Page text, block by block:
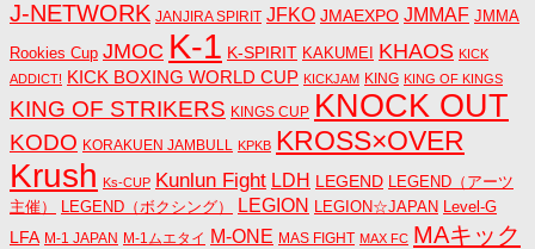
J-NETWORK JANJIRA SPIRIT JFKO JMAEXPO JMMAF JMMA
Rookies Cup JMOC K-1 K-SPIRIT KAKUMEI KHAOS KICK
ADDICT! KICK BOXING WORLD CUP KICKJAM KING KING OF KINGS
KING OF STRIKERS KINGS CUP KNOCK OUT
KODO KORAKUEN JAMBULL KPKB KROSS×OVER
Krush Ks-CUP Kunlun Fight LDH LEGEND LEGEND（アーツ
主催）
LEGEND（ボクシング） LEGION LEGION☆JAPAN Level-G
LFA M-1 JAPAN M-1ムエタイ M-ONE MAS FIGHT MAX FC MAキック